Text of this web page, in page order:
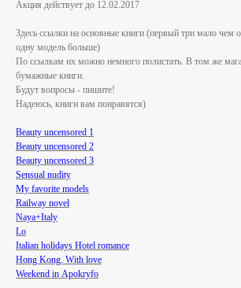
Акция действует до 12.02.2017
Здесь ссылки на основные книги (первый три мало чем
одну модель больше)
По ссылкам их можно немного полистать. В том же
бумажные книги.
Будут вопросы - пишите!
Надеюсь, книги вам понравятся)
Beauty uncensored 1
Beauty uncensored 2
Beauty uncensored 3
Sensual nudity
My favorite models
Railway novel​
Naya+Italy
Lo​
Italian holidays Hotel romance​
Hong Kong. With love
Weekend in Apokryfo​